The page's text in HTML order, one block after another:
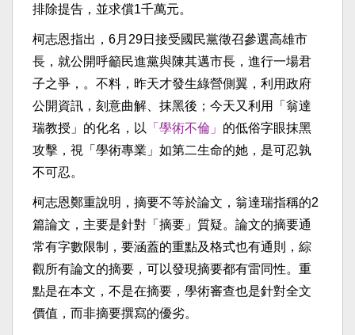
排除提告，並求償1千萬元。
柯志恩指出，6月29日接受國民黨徵召參選高雄市
長，就公開呼籲民進黨與陳其邁市長，進行一場君
子之爭，。不料，昨天才發生綠營側翼，利用政府
公開資訊，刻意曲解、抹黑後；今天又利用「翁達
瑞教授」的化名，以
「學術不倫」 的低俗字眼抹黑
攻擊，視「學術專業」如第二生命的她，是可忍孰
不可忍。
柯志恩鄭重說明，摘要不等於論文，翁達瑞指稱的2
篇論文，主要是針對「摘要」質疑。論文的摘要通
常有字數限制，要涵蓋的重點及格式也有通則，綜
觀所有論文的摘要，可以發現摘要都有雷同性。重
點是在本文，不是在摘要，學術審查也是針對全文
價值，而非摘要撰寫的優劣。